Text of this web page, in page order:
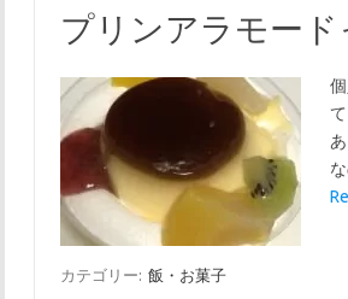
プリンアラモー
カテゴリー: 飯・お菓子